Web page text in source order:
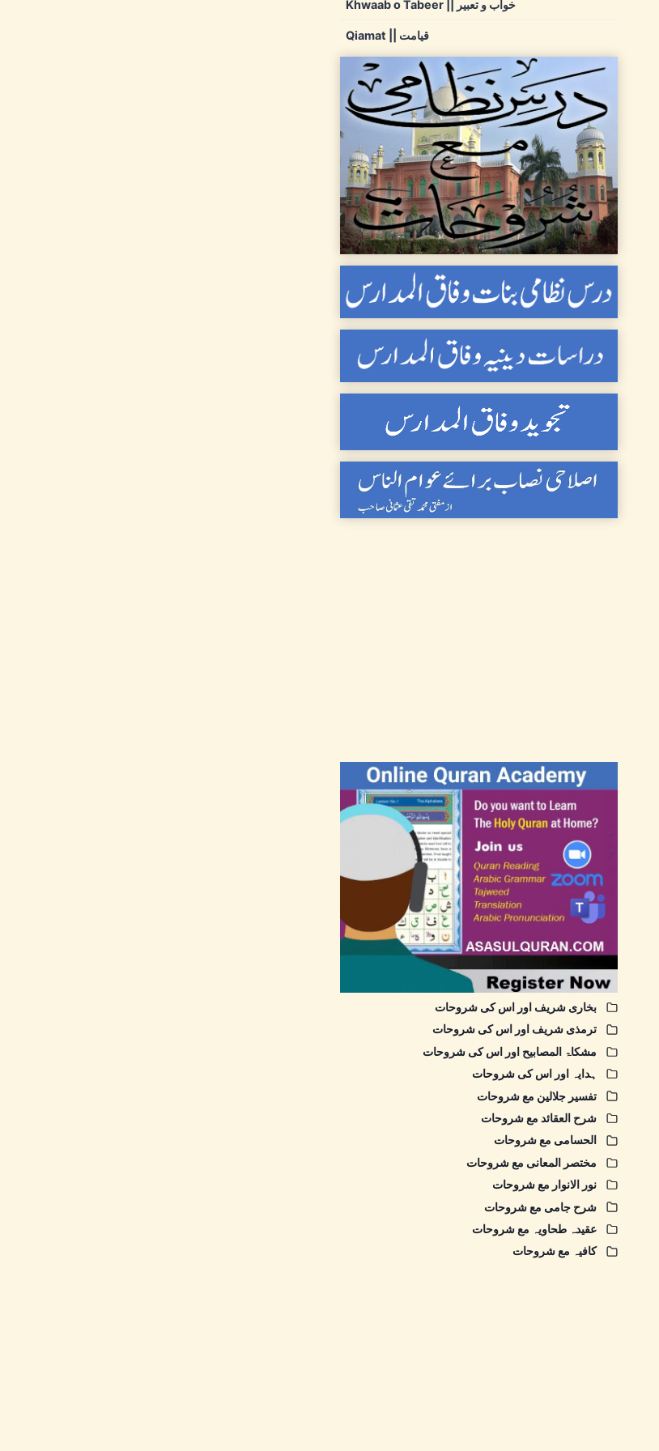
Khwaab o Tabeer || خواب و تعبیر
Qiamat || قیامت
بخاری شریف اور اس کی شروحات
ترمذی شریف اور اس کی شروحات
مشکاۃ المصابیح اور اس کی شروحات
ہدایہ اور اس کی شروحات
تفسیر جلالین مع شروحات
شرح العقائد مع شروحات
الحسامی مع شروحات
مختصر المعانی مع شروحات
نور الانوار مع شروحات
شرح جامی مع شروحات
عقیدہ طحاویہ مع شروحات
کافیہ مع شروحات